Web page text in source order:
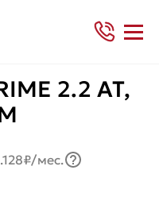
2.2 AT,
мес.